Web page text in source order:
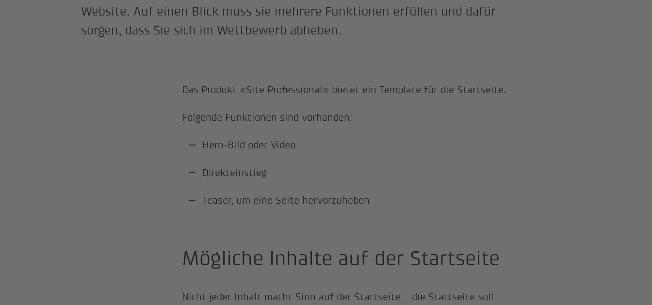
Website. Auf einen Blick muss sie mehrere Funktionen erfüllen und dafür
sorgen, dass Sie sich im Wettbewerb abheben.
Das Produkt «Site Professional» bietet ein Template für die Startseite.
Folgende Funktionen sind vorhanden:
Hero-Bild oder Video
Direkteinstieg
Teaser, um eine Seite hervorzuheben
Mögliche Inhalte auf der Startseite
Nicht jeder Inhalt macht Sinn auf der Startseite – die Startseite soll